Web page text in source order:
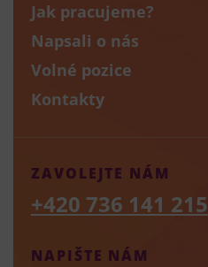
Jak pracujeme?
Napsali o nás
Volné pozice
Kontakty
NAPIŠTE NÁM
ZAVOLEJTE NÁM
+420 736 141 215